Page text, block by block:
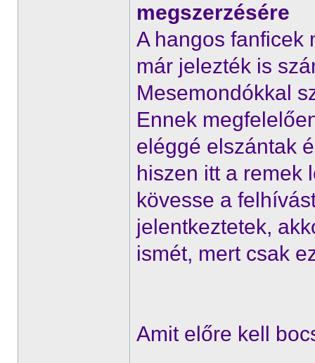
megszerzésére
A hangos fanficek
már jelezték is
Mesemondókkal
Ennek
eléggé elszántak
hiszen itt a remek
kövesse a
jelentkeztetek,
ismét, mert csak
Amit előre kell